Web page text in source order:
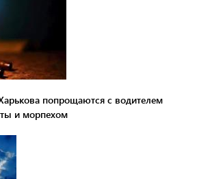
попрощаются с водителем
и морпехом